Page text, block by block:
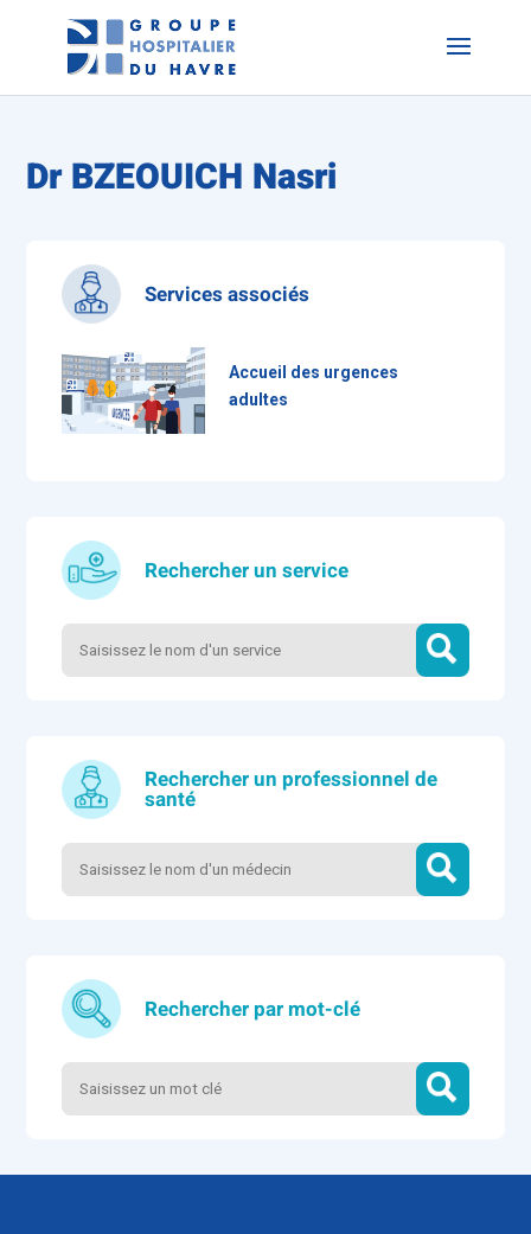
Dr BZEOUICH Nasri
Services associés
Accueil des urgences
adultes
Rechercher un service
Rechercher un professionnel de
santé
Rechercher par mot-clé